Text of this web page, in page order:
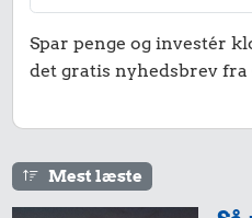
298 kr.
Togbillet,
Spar penge og investér
det gratis nyhedsbrev
Mest læste